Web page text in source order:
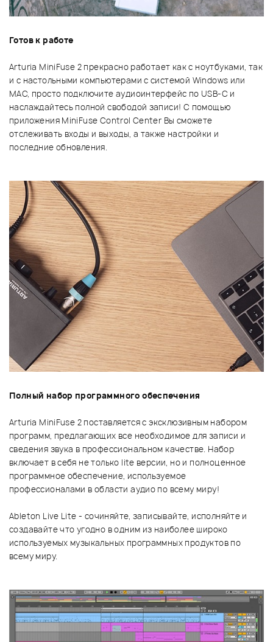
Готов к работе
Arturia MiniFuse 2 прекрасно работает как с ноутбуками, так
и с настольными компьютерами с системой Windows или
MAC, просто подключите аудиоинтерфейс по USB-C и
наслаждайтесь полной свободой записи! С помощью
приложения MiniFuse Control Center Вы сможете
отслеживать входы и выходы, а также настройки и
последние обновления.
Полный набор программного обеспечения
Arturia MiniFuse 2 поставляется с эксклюзивным набором
программ, предлагающих все необходимое для записи и
сведения звука в профессиональном качестве. Набор
включает в себя не только lite версии, но и полноценное
программное обеспечение, используемое
профессионалами в области аудио по всему миру!
Ableton Live Lite - сочиняйте, записывайте, исполняйте и
создавайте что угодно в одним из наиболее широко
используемых музыкальных программных продуктов по
всему миру.